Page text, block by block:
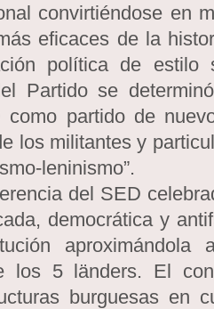
convirtiéndose en
eficaces de la
política de estilo
Partido se
como partido de
los militantes y
leninismo”.
del SED
democrática y
los 5 länders. El
burguesas en